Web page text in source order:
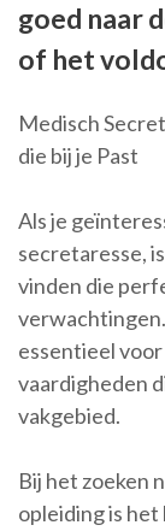
goed naar
of het
Medisch
die bij je Past
Als je
secretaresse,
vinden die
essentieel
vaardigheden
vakgebied.
Bij het zoeken
opleiding is het